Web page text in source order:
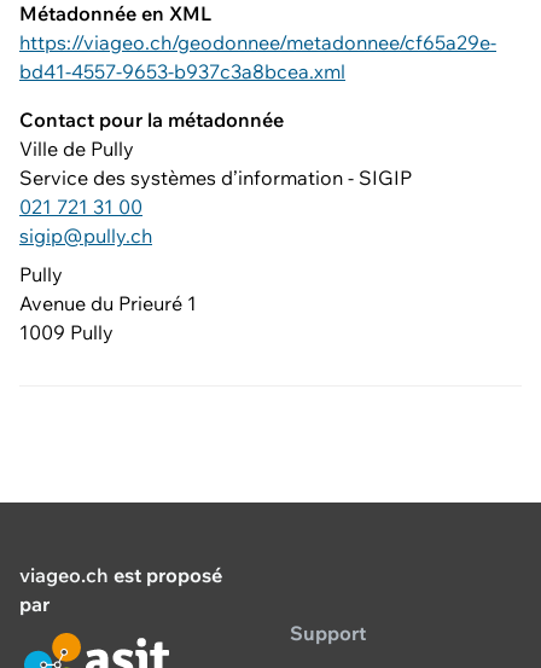
Métadonnée en XML
https://viageo.ch/geodonnee/metadonnee/cf65a29e-
bd41-4557-9653-b937c3a8bcea.xml
Contact pour la métadonnée
Ville de Pully
Service des systèmes d’information - SIGIP
021 721 31 00
sigip@pully.ch
Pully
Avenue du Prieuré 1
1009 Pully
viageo.ch est proposé
par
Support